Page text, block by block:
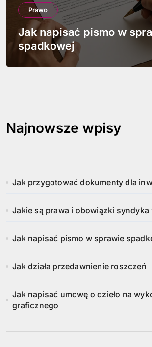
Prawo
Jak napisać pismo w
spadkowej
Najnowsze wpisy
Jak przygotować dokumenty dla
Jakie są prawa i obowiązki syndyka
Jak napisać pismo w sprawie
Jak działa przedawnienie roszczeń
Jak napisać umowę o dzieło na
graficznego